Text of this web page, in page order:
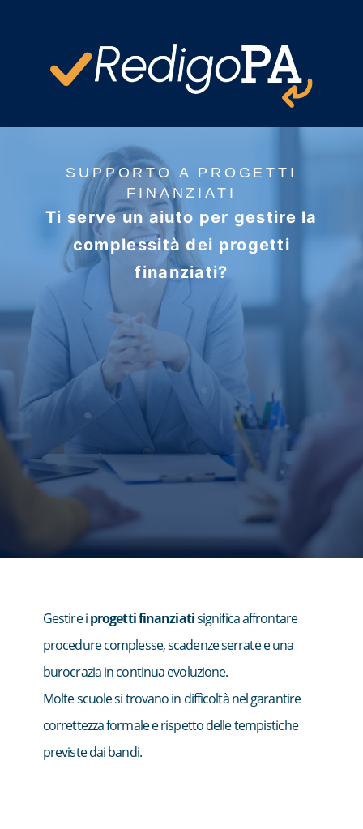
SUPPORTO A PROGETTI
FINANZIATI
Ti serve un aiuto per gestire la
complessità dei progetti
finanziati?
Gestire iprogetti finanziatisignifica affrontare
procedure complesse, scadenze serrate e una
burocrazia in continua evoluzione.
Molte scuole si trovano in difficoltà nel garantire
correttezza formale e rispetto delle tempistiche
previste dai bandi.